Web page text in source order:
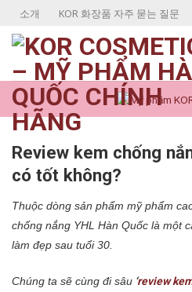
Skip
content
소개 KOR 화장품 자주 묻는 질문
Review kem chống
có tốt không?
Thuộc dòng sản phẩm mỹ phẩm
chống nắng YHL Hàn Quốc là một
làm đẹp sau tuổi 30.
Chúng ta sẽ cùng đi sâu ‘review